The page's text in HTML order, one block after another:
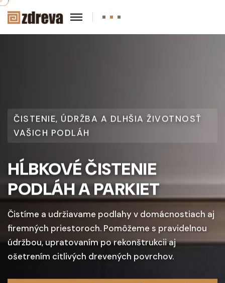
Zabezpečujeme jednorazové aj pravidelné
upratovanie bytov, domov, kancelárií a spoločných
priestorov. Špecializujeme sa aj na čistenie podláh,
hĺbkové čistenie a šetrnú údržbu drevených podláh
ČISTENIE, ÚDRŽBA A DLHŠIA ŽIVOTNOSŤ
VAŠICH PODLÁH
HĹBKOVÉ ČISTENIE
PODLÁH A PARKIET
Čistíme a udržiavame podlahy v domácnostiach aj
firemných priestoroch. Pomôžeme s pravidelnou
údržbou, upratovaním po rekonštrukcii aj
ošetrením citlivých drevených povrchov.